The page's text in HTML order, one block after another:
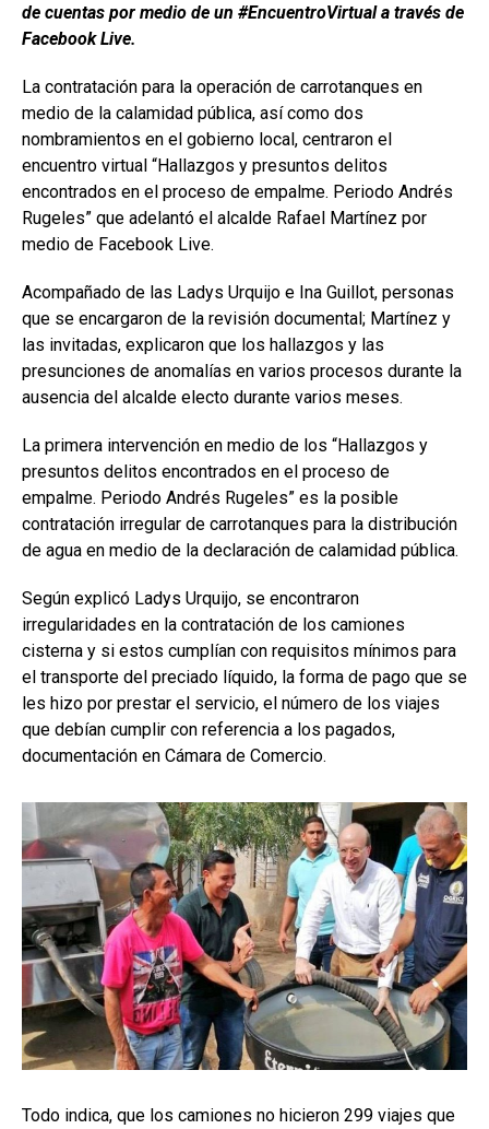
de cuentas por medio de un #EncuentroVirtual a través de
Facebook Live.
La contratación para la operación de carrotanques en
medio de la calamidad pública, así como dos
nombramientos en el gobierno local, centraron el
encuentro virtual “Hallazgos y presuntos delitos
encontrados en el proceso de empalme. Periodo Andrés
Rugeles” que adelantó el alcalde Rafael Martínez por
medio de Facebook Live.
Acompañado de las Ladys Urquijo e Ina Guillot, personas
que se encargaron de la revisión documental; Martínez y
las invitadas, explicaron que los hallazgos y las
presunciones de anomalías en varios procesos durante la
ausencia del alcalde electo durante varios meses.
La primera intervención en medio de los “Hallazgos y
presuntos delitos encontrados en el proceso de
empalme. Periodo Andrés Rugeles” es la posible
contratación irregular de carrotanques para la distribución
de agua en medio de la declaración de calamidad pública.
Según explicó Ladys Urquijo, se encontraron
irregularidades en la contratación de los camiones
cisterna y si estos cumplían con requisitos mínimos para
el transporte del preciado líquido, la forma de pago que se
les hizo por prestar el servicio, el número de los viajes
que debían cumplir con referencia a los pagados,
documentación en Cámara de Comercio.
Todo indica, que los camiones no hicieron 299 viajes que